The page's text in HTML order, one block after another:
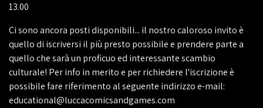
13.00
Ci sono ancora posti disponibili... il nostro caloroso invito è
quello di iscriversi il più presto possibile e prendere parte a
quello che sarà un proficuo ed interessante scambio
culturale! Per info in merito e per richiedere l'iscrizione è
possibile fare riferimento al seguente indirizzo e-mail:
educational@luccacomicsandgames.com